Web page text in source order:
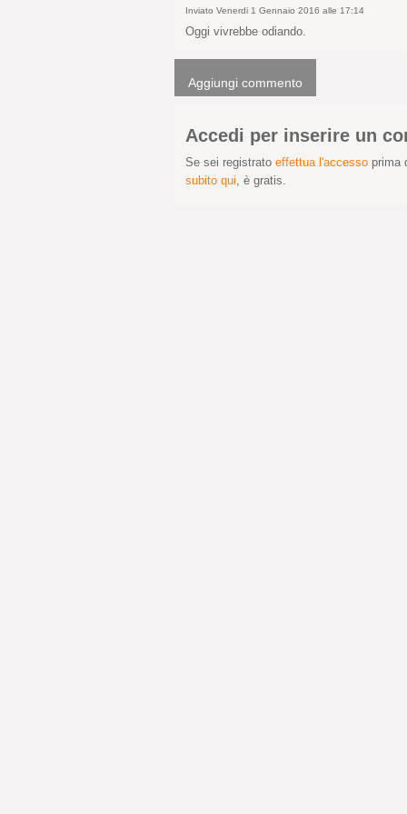
Inviato Venerdi 1 Gennaio 2016 alle 17:14
Oggi vivrebbe odiando.
Aggiungi commento
Accedi per inserire un
Se sei registrato effettua l'accesso prima
subito qui , è gratis.